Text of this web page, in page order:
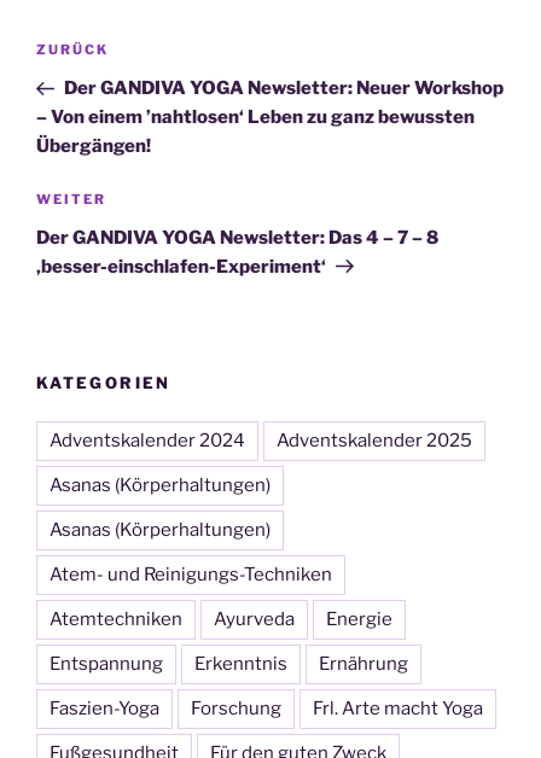
Beitragsnavigation
Vorheriger
Beitrag
ZURÜCK
Der GANDIVA YOGA Newsletter: Neuer Workshop
– Von einem ’nahtlosen‘ Leben zu ganz bewussten
Übergängen!
Nächster
Beitrag
WEITER
Der GANDIVA YOGA Newsletter: Das 4 – 7 – 8
‚besser-einschlafen-Experiment‘
KATEGORIEN
Adventskalender 2024 Adventskalender 2025
Asanas (Körperhaltungen)
Asanas (Körperhaltungen)
Atem- und Reinigungs-Techniken
Atemtechniken Ayurveda Energie
Entspannung Erkenntnis Ernährung
Faszien-Yoga Forschung Frl. Arte macht Yoga
Fußgesundheit Für den guten Zweck